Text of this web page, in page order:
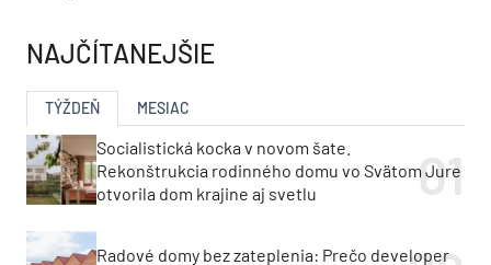
NAJČÍTANEJŠIE
TÝŽDEŇ MESIAC
Socialistická kocka v novom šate.
Rekonštrukcia rodinného domu vo Svätom Jure
otvorila dom krajine aj svetlu
Radové domy bez zateplenia: Prečo developer